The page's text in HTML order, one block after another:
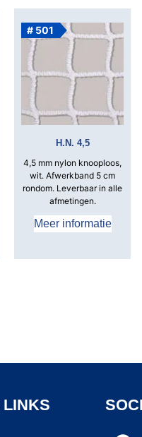
# 501
H.N. 4,5
4,5 mm nylon knooploos,
wit. Afwerkband 5 cm
rondom. Leverbaar in alle
afmetingen.
Meer informatie
LINKS